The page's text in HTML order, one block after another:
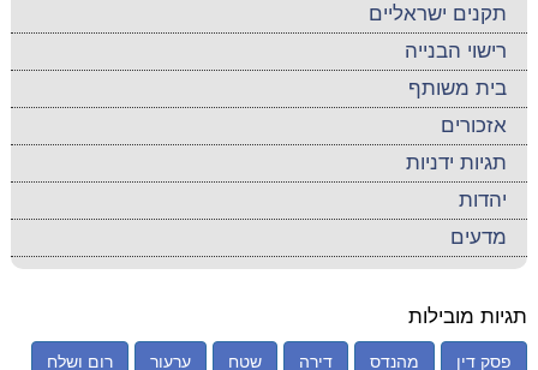
תקנים ישראליים
רישוי הבנייה
בית משותף
אזכורים
תגיות ידניות
יהדות
מדעים
תגיות מובילות
פסק דין מהנדס דירה שטח ערעור רום ושלח